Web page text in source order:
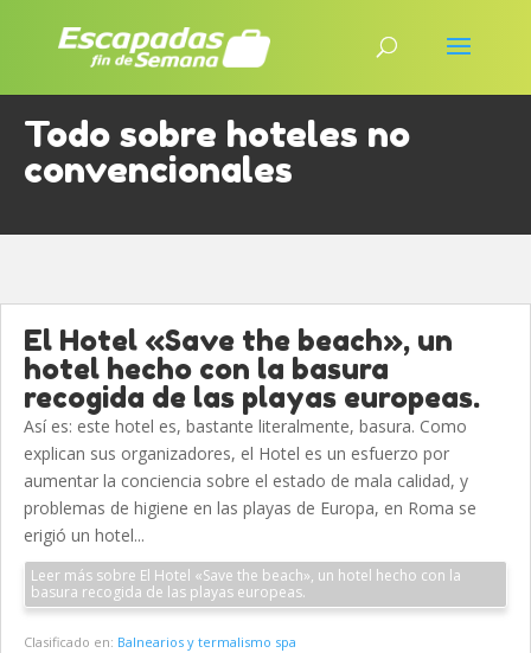
Todo sobre hoteles no
convencionales
El Hotel «Save the beach», un
hotel hecho con la basura
recogida de las playas europeas.
Así es: este hotel es, bastante literalmente, basura. Como
explican sus organizadores, el Hotel es un esfuerzo por
aumentar la conciencia sobre el estado de mala calidad, y
problemas de higiene en las playas de Europa, en Roma se
erigió un hotel...
Leer más sobre El Hotel «Save the beach», un hotel hecho con la
basura recogida de las playas europeas.
Clasificado en: Balnearios y termalismo spa